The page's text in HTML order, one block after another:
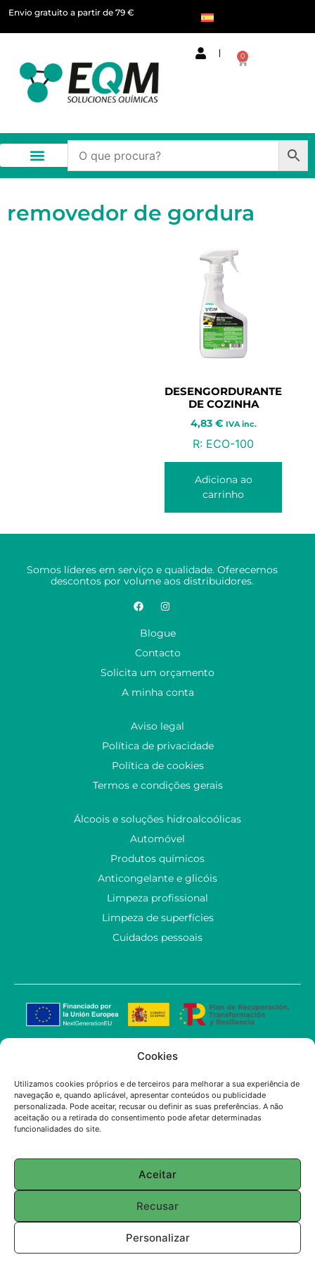
Cookies
Utilizamos cookies próprios e de terceiros para melhorar a sua experiência de
navegação e, quando aplicável, apresentar conteúdos ou publicidade
personalizada. Pode aceitar, recusar ou definir as suas preferências. A não
aceitação ou a retirada do consentimento pode afetar determinadas
funcionalidades do site.
Aceitar
Recusar
Personalizar
Envio gratuito a partir de 79 €
0
removedor de gordura
DESENGORDURANTE
DE COZINHA
4,83 € IVA inc.
R: ECO-100
Adiciona ao
carrinho
Somos líderes em serviço e qualidade. Oferecemos
descontos por volume aos distribuidores.
Blogue
Contacto
Solicita um orçamento
A minha conta
Aviso legal
Política de privacidade
Política de cookies
Termos e condições gerais
Álcoois e soluções hidroalcoólicas
Automóvel
Produtos químicos
Anticongelante e glicóis
Limpeza profissional
Limpeza de superfícies
Cuidados pessoais
O projeto denominado Transformação Digital da
Avançadas de IA levado a cabo pela
ECOSOLUCIONES QUÍMICAS S.L. foi financiado
pela União Europeia-NextGenerationEU no
para a utilização da Inteligência Artificial (IA)
aplicada à indústria na Comunidade de Madrid.
© 2025 ECOSOLUTIONS CHIMIQUES
Português Español(Espanhol)